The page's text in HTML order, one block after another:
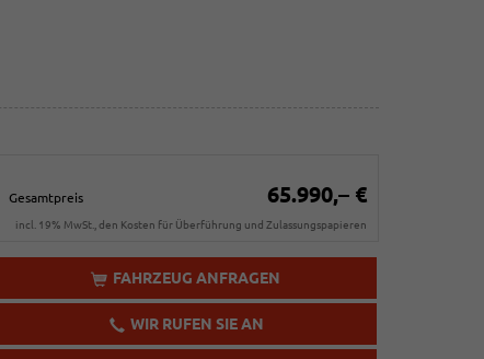
Gesamtpreis 65.990,– €
incl. 19% MwSt., den Kosten für Überführung und Zulassungspapieren
FAHRZEUG ANFRAGEN
WIR RUFEN SIE AN